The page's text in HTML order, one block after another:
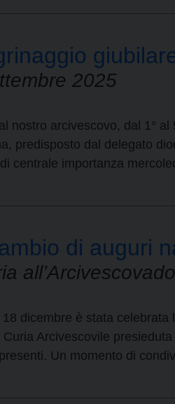
2025
nostro arcivescovo, dal 1°
predisposto dal delegato
centrale importanza
di auguri
dicembre è stata
Curia Arcivescovile
Un momento di